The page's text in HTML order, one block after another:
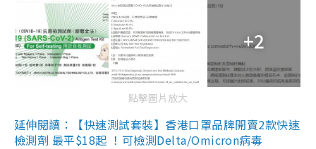
+2
點擊圖片放大
延伸閱讀：【快速測試套裝】香港口罩品牌開賣2款快速
檢測劑 最平$18起 ！可檢測Delta/Omicron病毒